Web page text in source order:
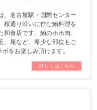
、名古屋駅・国際センター
桜通り沿いに佇む鮪料理を
和食店です。鮪のホホ肉、
、尾など、希少な部位もご
をお楽しみ頂けます。
詳しくはこちら